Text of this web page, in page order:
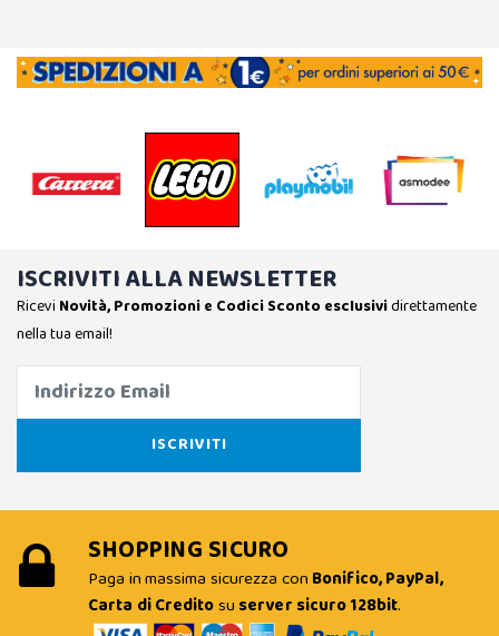
ISCRIVITI ALLA NEWSLETTER
Ricevi Novità, Promozioni e Codici Sconto esclusividirettamente
nella tua email!
SHOPPING SICURO
Paga in massima sicurezza con Bonifico, PayPal,
Carta di Creditosu server sicuro 128bit.